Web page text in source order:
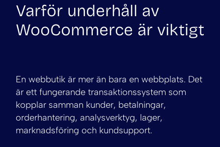
Varför underhåll av
WooCommerce är viktigt
En webbutik är mer än bara en webbplats. Det
är ett fungerande transaktionssystem som
kopplar samman kunder, betalningar,
orderhantering, analysverktyg, lager,
marknadsföring och kundsupport.